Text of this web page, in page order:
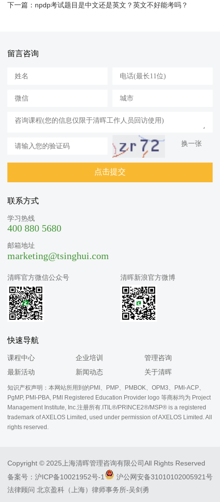
下一篇：npdp考试题目是中文还是英文？英文不好能考吗？
留言咨询
换一张
联系方式
学习热线
400 880 5680
邮箱地址
marketing@tsinghui.com
清晖官方微信公众号 清晖新浪官方微博
快速导航
课程中心 企业培训
管理咨询
最新活动
新闻动态 关于清晖
知识产权声明：本网站所用到的PMI、PMP、PMBOK、OPM3、PMI-ACP、
PgMP, PMI-PBA, PMI Registered Education Provider logo 等商标均为 Project
Management Institute, Inc.注册所有.ITIL®/PRINCE2®/MSP® is a registered
trademark of AXELOS Limited, used under permission of AXELOS Limited. All
rights reserved.
Copyright © 2025上海清晖管理咨询有限公司All Rights Reserved
备案号： 沪ICP备10021952号-1
沪公网安备31010102005921号
法律顾问 北京盈科（上海）律师事务所-吴剑勇